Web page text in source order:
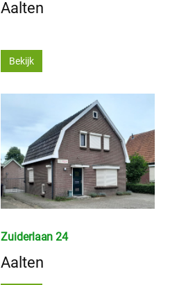
Aalten
Bekijk
Zuiderlaan 24
Aalten